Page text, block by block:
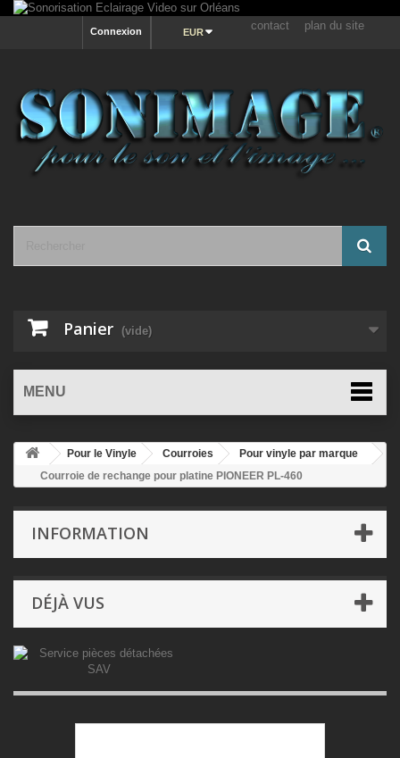
contact plan du site
EUR
Connexion
Panier (vide)
MENU
Pour le Vinyle Courroies
Pour vinyle par marque
Courroie de rechange pour platine PIONEER PL-460
INFORMATION
DÉJÀ VUS